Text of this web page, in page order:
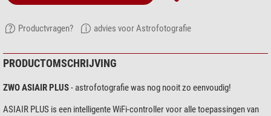
Productvragen? advies voor Astrofotografie
PRODUCTOMSCHRIJVING
ZWO ASIAIR PLUS- astrofotografie was nog nooit zo eenvoudig!
ASIAIR PLUS is een intelligente WiFi-controller voor alle toepassingen van